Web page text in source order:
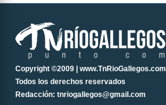
Copyright ©2009 | www.TnRioGallegos.com
Todos los derechos reservados
Redacción: tnriogallegos@gmail.com